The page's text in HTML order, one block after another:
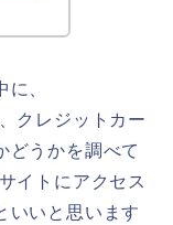
、
クレジットカー
どうかを調べて
イトにアクセス
いいと思います